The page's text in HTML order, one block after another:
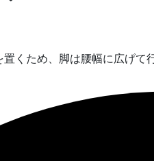
くため、脚は腰幅に広げ